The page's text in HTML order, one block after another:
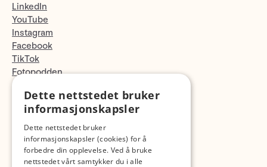
LinkedIn
YouTube
Instagram
Facebook
TikTok
Fotopodden
Med forbehold om skrive- og lagerfeil
Dette nettstedet bruker
informasjonskapsler
Dette nettstedet bruker
informasjonskapsler (cookies) for å
forbedre din opplevelse. Ved å bruke
nettstedet vårt samtykker du i alle